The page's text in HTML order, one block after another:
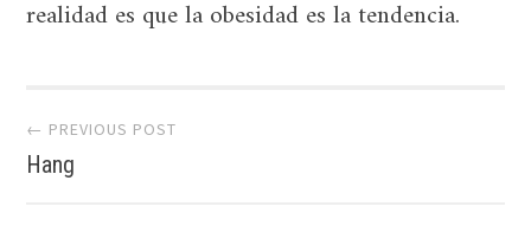
realidad es que la obesidad es la tendencia.
Post
navigation
← PREVIOUS POST
Hang